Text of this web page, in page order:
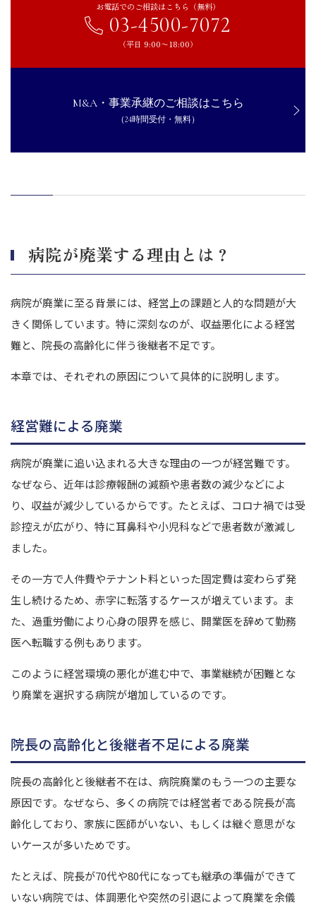
病院の廃業を回避するための選択肢とは？
まとめ｜早めに「廃業」以外の選択肢も検討を
お電話でのご相談はこちら（無料）
03-4500-7072
（平日 9:00〜18:00）
M&A・事業承継のご相談はこちら
（24時間受付・無料）
病院が廃業する理由とは？
病院が廃業に至る背景には、経営上の課題と人的な問題が大
きく関係しています。 特に深刻なのが、収益悪化による経営
難と、院長の高齢化に伴う後継者不足です。
本章では、それぞれの原因について具体的に説明します。
経営難による廃業
病院が廃業に追い込まれる大きな理由の一つが経営難です。
なぜなら、近年は診療報酬の減額や患者数の減少などによ
り、収益が減少しているからです。 たとえば、コロナ禍では受
診控えが広がり、特に耳鼻科や小児科などで患者数が激減し
ました。
その一方で人件費やテナント料といった固定費は変わらず発
生し続けるため、赤字に転落するケースが増えています。 ま
た、過重労働により心身の限界を感じ、開業医を辞めて勤務
医へ転職する例もあります。
このように経営環境の悪化が進む中で、事業継続が困難とな
り廃業を選択する病院が増加しているのです。
院長の高齢化と後継者不足による廃業
院長の高齢化と後継者不在は、病院廃業のもう一つの主要な
原因です。 なぜなら、多くの病院では経営者である院長が高
齢化しており、家族に医師がいない、もしくは継ぐ意思がな
いケースが多いためです。
たとえば、院長が70代や80代になっても継承の準備ができて
いない病院では、体調悪化や突然の引退によって廃業を余儀